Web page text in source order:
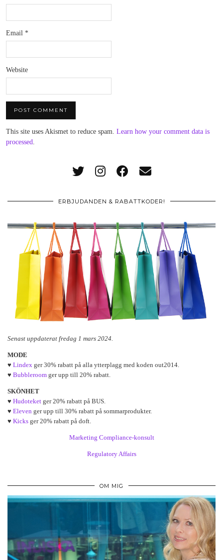
Email *
Website
This site uses Akismet to reduce spam. Learn how your comment data is
processed.
ERBJUDANDEN & RABATTKODER!
Senast uppdaterat fredag 1 mars 2024.
MODE
♥ Lindex ger 30% rabatt på alla ytterplagg med koden out2014.
♥ Bubbleroom ger upp till 20% rabatt.
SKÖNHET
♥ Hudoteket ger 20% rabatt på BUS.
♥ Eleven ger upp till 30% rabatt på sommarprodukter.
♥ Kicks ger 20% rabatt på doft.
Marketing Compliance-konsult
Regulatory Affairs
OM MIG